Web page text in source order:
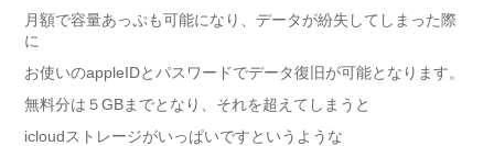
月額で容量あっぷも可能になり、データが紛失してしまった際
に
お使いのappleIDとパスワードでデータ復旧が可能となります。
無料分は５GBまでとなり、それを超えてしまうと
icloudストレージがいっぱいですというような